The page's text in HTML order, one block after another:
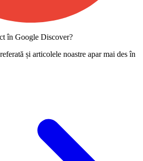
în Google Discover?
și articolele noastre apar mai des în